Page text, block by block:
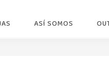
ASÍ SOMOS